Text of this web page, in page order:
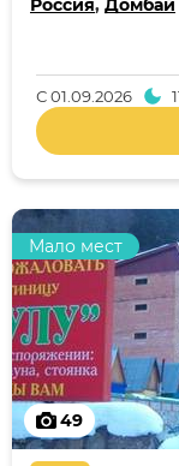
Россия, Домбай
С01.09.2026
49
Мало мест